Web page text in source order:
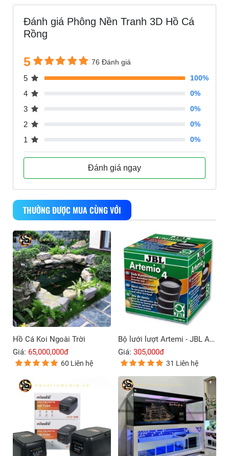
Đánh giá Phông Nền Tranh 3D Hồ Cá
Rồng
5 76 Đánh giá
5 100%
4 0%
3 0%
2 0%
1 0%
Đánh giá ngay
THƯỜNG ĐƯỢC MUA CÙNG VỚI
Hồ Cá Koi Ngoài Trời
Giá: 65,000,000đ
60 Liên hệ
Bộ lưới lượt Artemi - JBL Artemio 4
Giá: 305,000đ
31 Liên hệ